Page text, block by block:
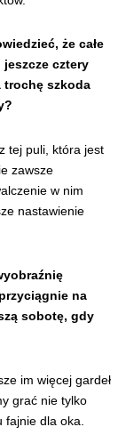
że całe
cztery
trochę szkoda
tej puli, która jest
zawsze
w nim
nastawienie
na
sobotę, gdy
im więcej gardeł
grać nie tylko
fajnie dla oka.